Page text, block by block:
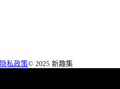
隐私政策© 2025 新趣集